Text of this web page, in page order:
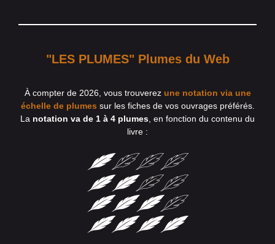
"LES PLUMES" Plumes du Web
À compter de 2026, vous trouverez une notation via une
échelle de plumes sur les fiches de vos ouvrages préférés.
La notation va de 1 à 4 plumes , en fonction du contenu du
livre :